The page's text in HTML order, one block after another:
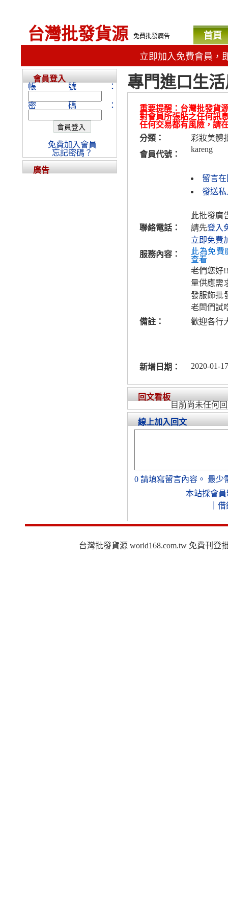
台灣批發貨源 免費批發廣告 首頁
立即加入免費會員，
專門進口生
重要提醒：台灣批發貨
對會員所張貼之任何訊
任何交易都有風險，請
分類：
彩妝美體
會員代號：
kareng
留言
發送私
聯絡電話：
此批發廣
請先登入
立即免費
服務內容：
此為免費
查看
老們您好
量供應需
發服飾批
老闆們試
備註：
歡迎各行
新增日期： 2020-01-
回文看板
目前尚未任何
線上加入回文
0 請填寫留言內容。 最少
本站採會員
借
會員登入
帳號：
密碼：
免費加入會員
忘記密碼？
廣告
台灣批發貨源 world168.com.tw 免費刊登